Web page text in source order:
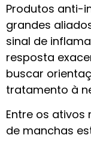
Produtos anti-
grandes
sinal de
resposta
buscar
tratamento à
Entre os
de manchas